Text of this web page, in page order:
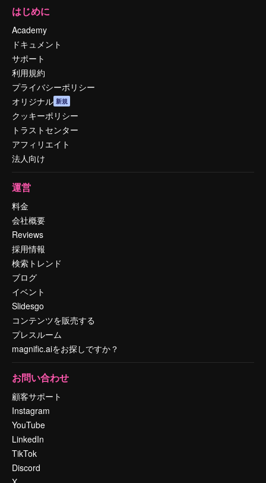
はじめに
Academy
ドキュメント
サポート
利用規約
プライバシーポリシー
オリジナル 新規
クッキーポリシー
トラストセンター
アフィリエイト
法人向け
運営
料金
会社概要
Reviews
採用情報
検索トレンド
ブログ
イベント
Slidesgo
コンテンツを販売する
プレスルーム
magnific.aiをお探しですか？
お問い合わせ
顧客サポート
Instagram
YouTube
LinkedIn
TikTok
Discord